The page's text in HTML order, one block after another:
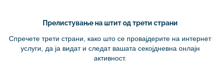
Прелистување на штит од трети страни
Спречете трети страни, како што се провајдерите на интернет
услуги, да ја видат и следат вашата секојдневна онлајн
активност.